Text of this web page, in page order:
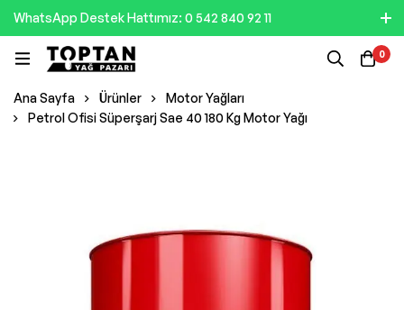
WhatsApp Destek Hattımız: 0 542 840 92 11
0
Ana Sayfa Ürünler
Motor Yağları
Petrol Ofisi Süperşarj Sae 40 180 Kg Motor Yağı